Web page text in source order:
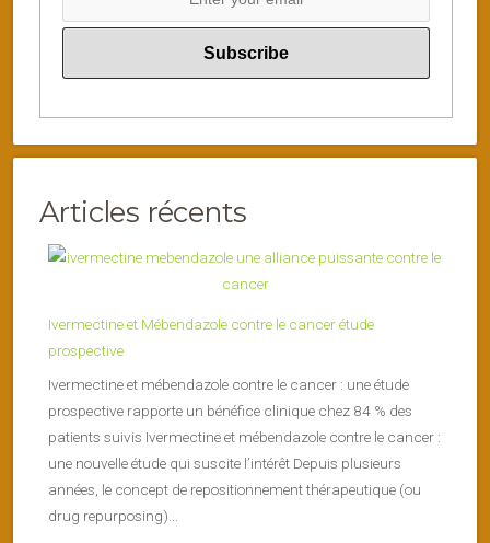
Articles récents
Ivermectine et Mébendazole contre le cancer étude
prospective
Ivermectine et mébendazole contre le cancer : une étude
prospective rapporte un bénéfice clinique chez 84 % des
patients suivis Ivermectine et mébendazole contre le cancer :
une nouvelle étude qui suscite l’intérêt Depuis plusieurs
années, le concept de repositionnement thérapeutique (ou
drug repurposing)...